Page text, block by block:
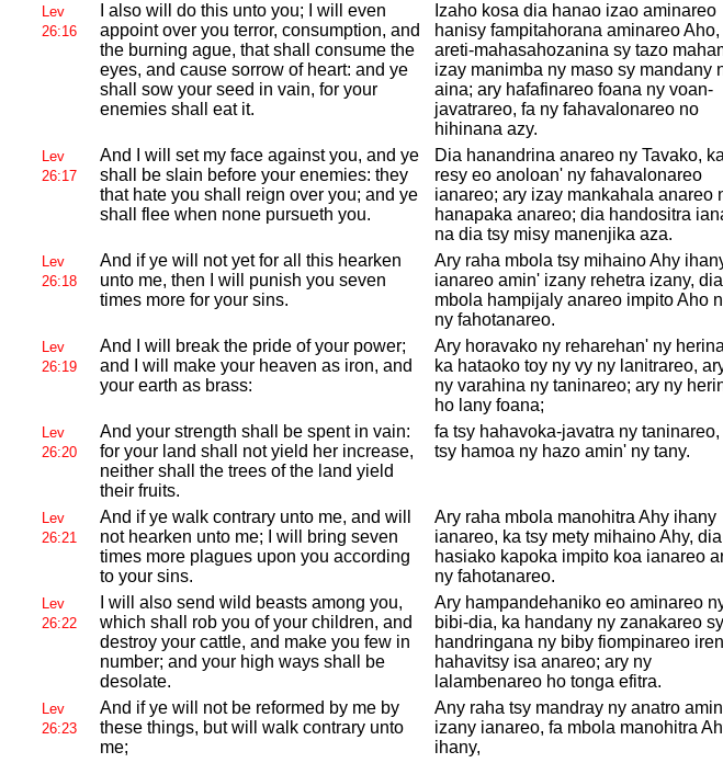
Lev
26:16
I also will do this unto you; I will even
appoint over you terror, consumption, and
the burning ague, that shall consume the
eyes, and cause sorrow of heart: and ye
shall sow your seed in vain, for your
enemies shall eat it.
Izaho kosa dia hanao izao aminareo
hanisy fampitahorana aminareo Aho,
areti-mahasahozanina sy tazo
izay manimba ny maso sy mandany
aina; ary hafafinareo foana ny voan-
javatrareo, fa ny fahavalonareo no
hihinana azy.
Lev
26:17
And I will set my face against you, and ye
shall be slain before your enemies: they
that hate you shall reign over you; and ye
shall flee when none pursueth you.
Dia hanandrina anareo ny Tavako,
resy eo anoloan' ny fahavalonareo
ianareo; ary izay mankahala anareo
hanapaka anareo; dia handositra
na dia tsy misy manenjika aza.
Lev
26:18
And if ye will not yet for all this hearken
unto me, then I will punish you seven
times more for your sins.
Ary raha mbola tsy mihaino Ahy
ianareo amin' izany rehetra izany, dia
mbola hampijaly anareo impito Aho
ny fahotanareo.
Lev
26:19
And I will break the pride of your power;
and I will make your heaven as iron, and
your earth as brass:
Ary horavako ny reharehan' ny
ka hataoko toy ny vy ny lanitrareo,
ny varahina ny taninareo; ary ny
ho lany foana;
Lev
26:20
And your strength shall be spent in vain:
for your land shall not yield her increase,
neither shall the trees of the land yield
their fruits.
fa tsy hahavoka-javatra ny taninareo,
tsy hamoa ny hazo amin' ny tany.
Lev
26:21
And if ye walk contrary unto me, and will
not hearken unto me; I will bring seven
times more plagues upon you according
to your sins.
Ary raha mbola manohitra Ahy ihany
ianareo, ka tsy mety mihaino Ahy, dia
hasiako kapoka impito koa ianareo
ny fahotanareo.
Lev
26:22
I will also send wild beasts among you,
which shall rob you of your children, and
destroy your cattle, and make you few in
number; and your high ways shall be
desolate.
Ary hampandehaniko eo aminareo
bibi-dia, ka handany ny zanakareo sy
handringana ny biby fiompinareo
hahavitsy isa anareo; ary ny
lalambenareo ho tonga efitra.
Lev
26:23
And if ye will not be reformed by me by
these things, but will walk contrary unto
me;
Any raha tsy mandray ny anatro
izany ianareo, fa mbola manohitra
ihany,